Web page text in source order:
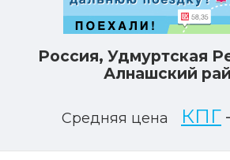
Россия, Удмуртская
Алнашский
Средняя цена КПГ